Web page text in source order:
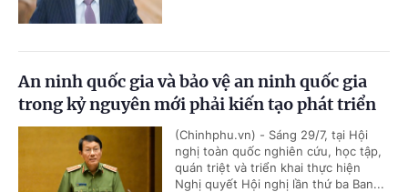
An ninh quốc gia và bảo vệ an ninh quốc gia
trong kỷ nguyên mới phải kiến tạo phát triển
(Chinhphu.vn) - Sáng 29/7, tại Hội
nghị toàn quốc nghiên cứu, học tập,
quán triệt và triển khai thực hiện
Nghị quyết Hội nghị lần thứ ba Ban...